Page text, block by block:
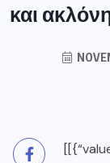
και